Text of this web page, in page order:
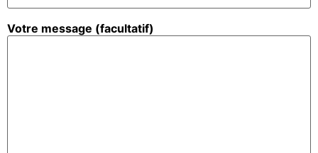
Votre message (facultatif)